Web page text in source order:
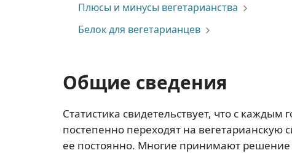
Плюсы и минусы вегетарианства
Белок для вегетарианцев
Общие сведения
Статистика свидетельствует, что с
постепенно переходят на вегетарианскую
ее постоянно. Многие принимают решение